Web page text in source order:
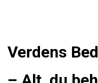
Verdens